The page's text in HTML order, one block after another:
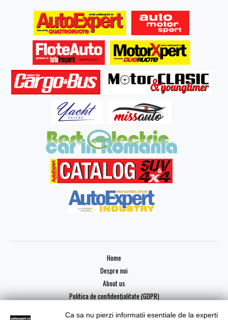
Home
Despre noi
About us
Politica de confidențialitate (GDPR)
Ca sa nu pierzi informatii esentiale de la experti